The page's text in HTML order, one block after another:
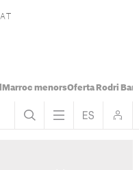
Marroc menorsOferta Rodri